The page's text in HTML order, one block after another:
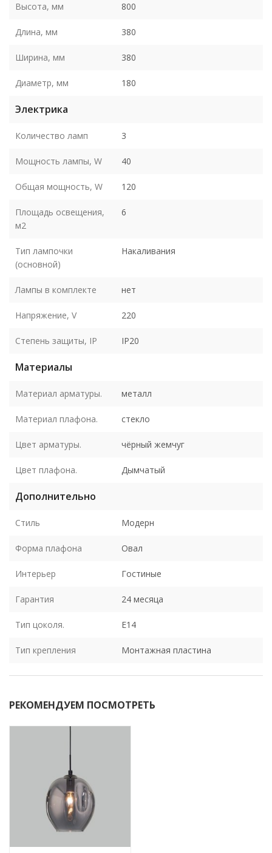
Высота, мм 800
Длина, мм 380
Ширина, мм 380
Диаметр, мм 180
Электрика
Количество ламп 3
Мощность лампы, W 40
Общая мощность, W 120
Площадь освещения,
м2
6
Тип лампочки
(основной)
Накаливания
Лампы в комплекте нет
Напряжение, V 220
Степень защиты, IP IP20
Материалы
Материал арматуры. металл
Материал плафона. стекло
Цвет арматуры. чёрный жемчуг
Цвет плафона. Дымчатый
Дополнительно
Стиль Модерн
Форма плафона Овал
Интерьер Гостиные
Гарантия 24 месяца
Тип цоколя. E14
Тип крепления Монтажная пластина
РЕКОМЕНДУЕМ ПОСМОТРЕТЬ